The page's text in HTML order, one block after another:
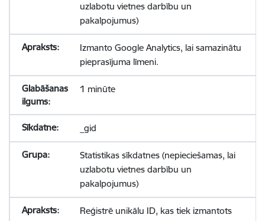
uzlabotu vietnes darbību un
pakalpojumus)
Izmanto Google Analytics, lai samazinātu
pieprasījuma līmeni.
1 minūte
_gid
Statistikas sīkdatnes (nepieciešamas, lai
uzlabotu vietnes darbību un
pakalpojumus)
Reģistrē unikālu ID, kas tiek izmantots